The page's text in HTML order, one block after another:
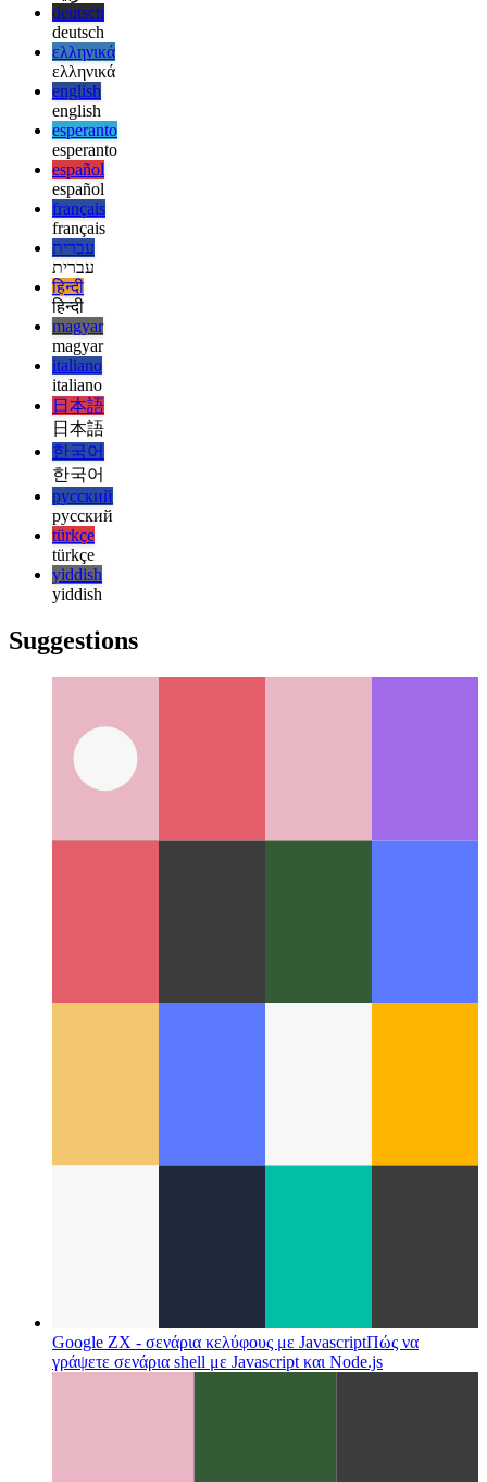
afrikaans
afrikaans
العربية
العربية
deutsch
deutsch
ελληνικά
ελληνικά
english
english
esperanto
esperanto
español
español
français
français
עברית
עברית
हिन्दी
हिन्दी
magyar
magyar
italiano
italiano
日本語
日本語
한국어
한국어
русский
русский
türkçe
yiddish